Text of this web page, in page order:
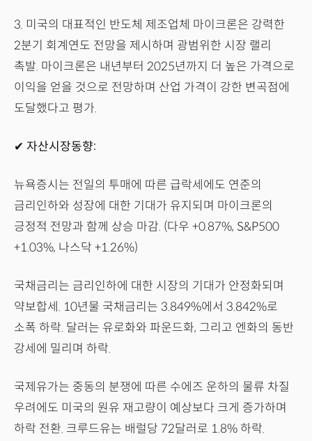
3. 미국의 대표적인 반도체 제조업체 마이크론은 강력한
2분기 회계연도 전망을 제시하며 광범위한 시장 랠리
촉발. 마이크론은 내년부터 2025년까지 더 높은 가격으로
이익을 얻을 것으로 전망하며 산업 가격이 강한 변곡점에
도달했다고 평가.
✔ 자산시장동향:
뉴욕증시는 전일의 투매에 따른 급락세에도 연준의
금리인하와 성장에 대한 기대가 유지되며 마이크론의
긍정적 전망과 함께 상승 마감. (다우 +0.87%, S&P500
+1.03%, 나스닥 +1.26%)
국채금리는 금리인하에 대한 시장의 기대가 안정화되며
약보합세. 10년물 국채금리는 3.849%에서 3.842%로
소폭 하락. 달러는 유로화와 파운드화, 그리고 엔화의 동반
강세에 밀리며 하락.
국제유가는 중동의 분쟁에 따른 수에즈 운하의 물류 차질
우려에도 미국의 원유 재고량이 예상보다 크게 증가하며
하락 전환. 크루드유는 배럴당 72달러로 1.8% 하락.